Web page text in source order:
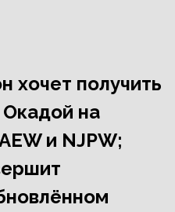
хочет получить
Окадой на
и NJPW;